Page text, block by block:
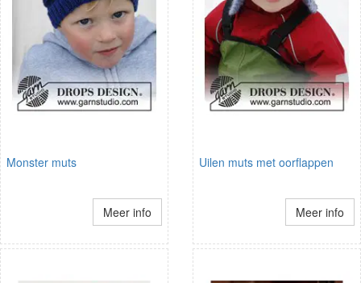
Monster muts
Meer info
Uilen muts met oorflappen
Meer info